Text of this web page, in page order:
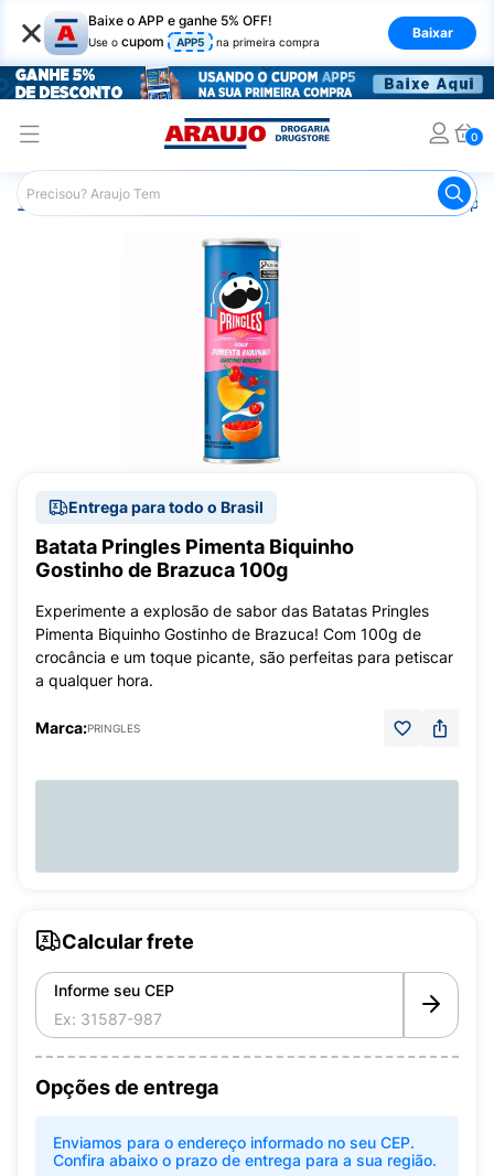
× Baixe o APP e ganhe 5% OFF!
Use o cupom APP5 na primeira compra
Baixar
0
Araujo Mercado Batata Chips
Entrega para todo o Brasil
Batata Pringles Pimenta Biquinho
Gostinho de Brazuca 100g
Experimente a explosão de sabor das Batatas Pringles
Pimenta Biquinho Gostinho de Brazuca! Com 100g de
crocância e um toque picante, são perfeitas para petiscar
a qualquer hora.
Marca:PRINGLES
Calcular frete
Informe seu CEP
Opções de entrega
Enviamos para o endereço informado no seu CEP.
Confira abaixo o prazo de entrega para a sua região.